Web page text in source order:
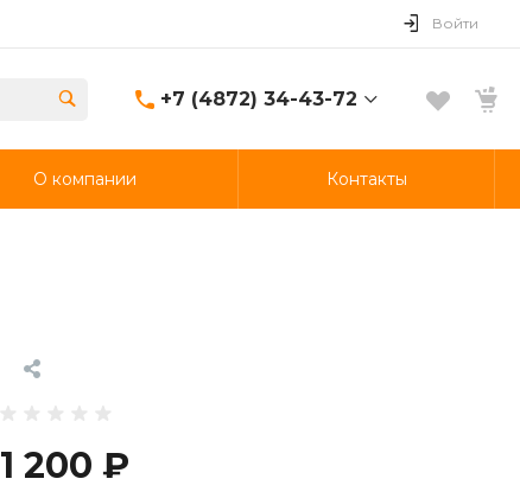
Войти
+7 (4872) 34-43-72
+7 (4872) 34-43-72
д 119
О компании Контакты
1 200 ₽